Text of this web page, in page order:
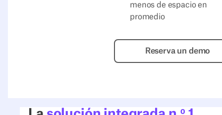
menos de espacio en
promedio
Reserva un demo